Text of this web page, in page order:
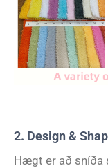
2. Design &
Hægt er að sníða